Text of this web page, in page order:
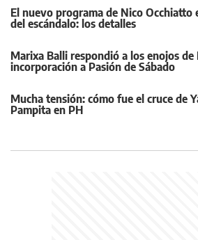
El nuevo programa de Nico Occhiatto
del escándalo: los detalles
Marixa Balli respondió a los enojos de
incorporación a Pasión de Sábado
Mucha tensión: cómo fue el cruce de
Pampita en PH